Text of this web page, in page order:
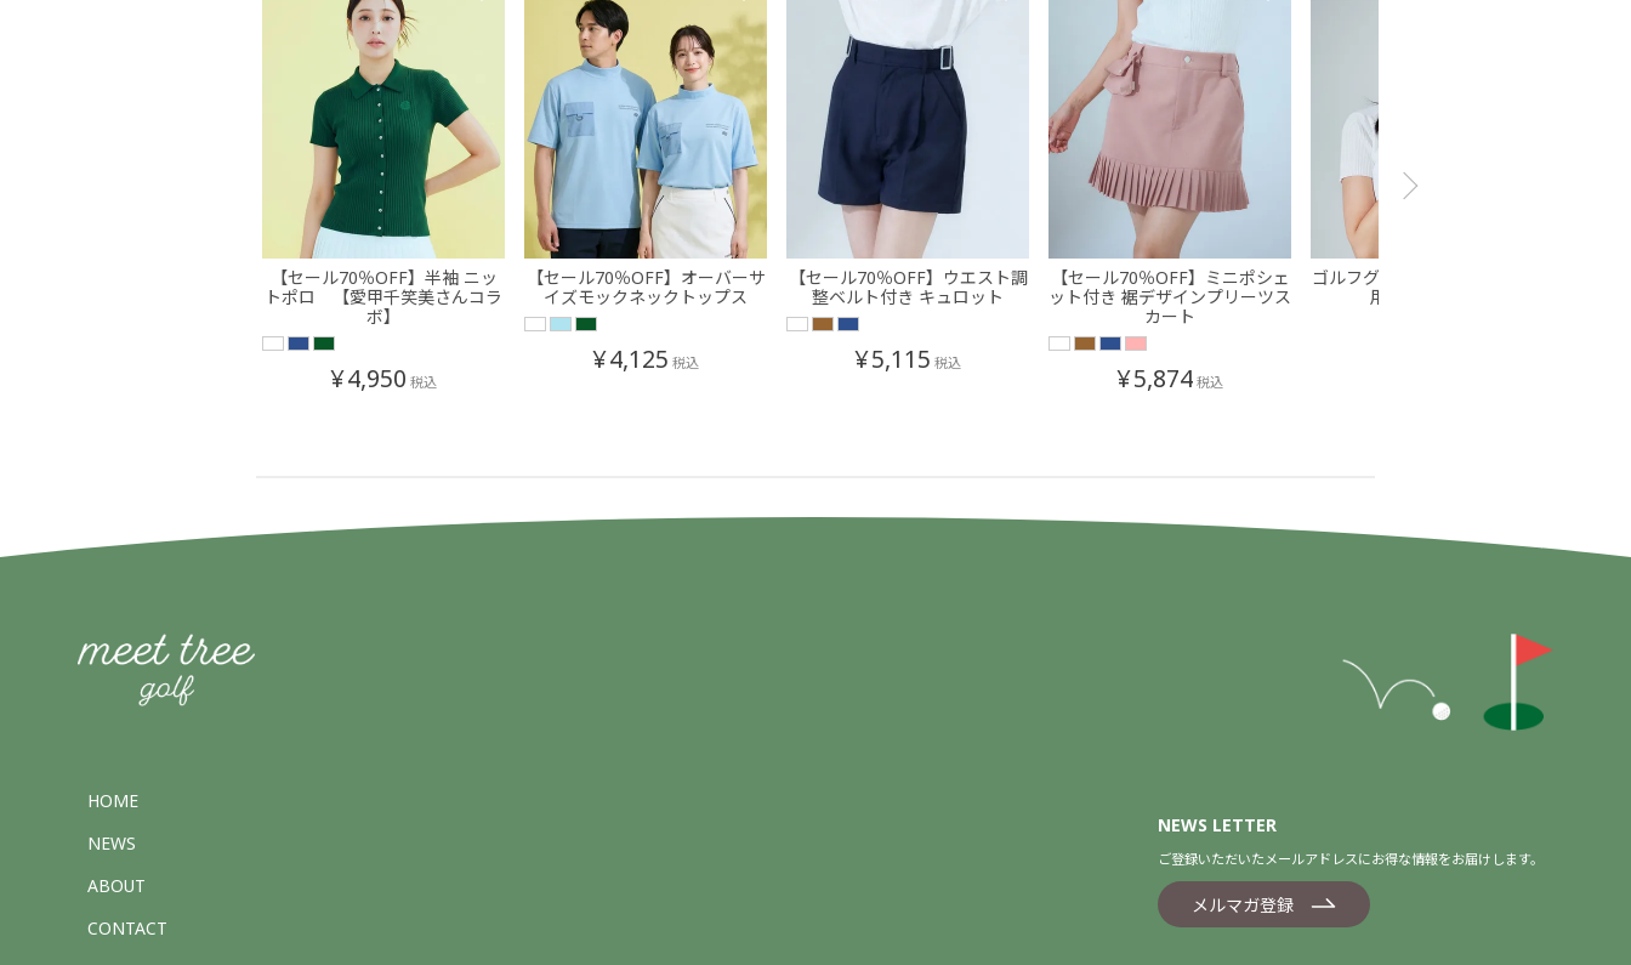
【セール70％OFF】半袖 ニッ
トポロ 【愛甲千笑美さんコラ
ボ】
¥4,950 税込
【セール70％OFF】オーバーサ
イズモックネックトップス
¥4,125 税込
【セール70％OFF】ウエスト調
整ベルト付き キュロット
¥5,115 税込
【セール70％OFF】ミニポシェ
ット付き 裾デザインプリーツス
カート
¥5,874 税込
ゴルフグローブ 指先開き 左手
用 全天候タイプ
HOME
NEWS
ABOUT
CONTACT
NEWS LETTER
ご登録いただいたメールアドレスにお得な情報をお届けします。
メルマガ登録